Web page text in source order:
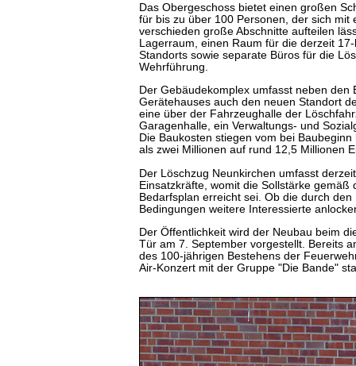
Das Obergeschoss bietet einen großen
für bis zu über 100 Personen, der sich mit
verschieden große Abschnitte aufteilen
Lagerraum, einen Raum für die derzeit
Standorts sowie separate Büros für die
Wehrführung.
Der Gebäudekomplex umfasst neben den
Gerätehauses auch den neuen Standort
eine über der Fahrzeughalle der
Garagenhalle, ein Verwaltungs- und
Die Baukosten stiegen vom bei
als zwei Millionen auf rund 12,5 Millionen
Der Löschzug Neunkirchen umfasst
Einsatzkräfte, womit die Sollstärke gemäß
Bedarfsplan erreicht sei. Ob die durch
Bedingungen weitere Interessierte
Der Öffentlichkeit wird der Neubau beim
Tür am 7. September vorgestellt. Bereits
des 100-jährigen Bestehens der
Air-Konzert mit der Gruppe "Die Bande"